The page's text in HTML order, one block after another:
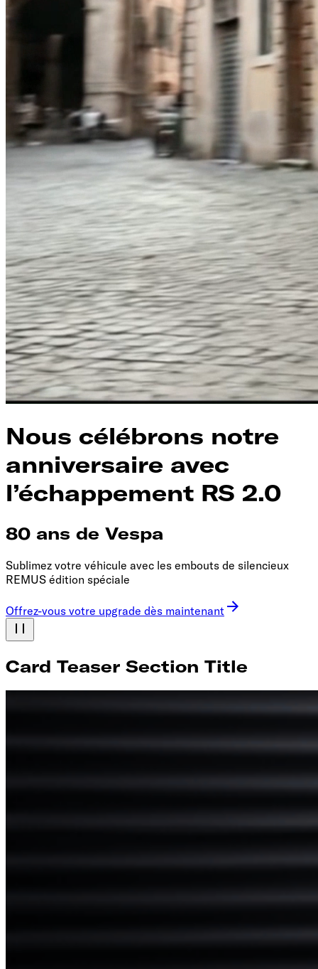
Nous célébrons notre
anniversaire avec
l’échappement RS 2.0
80 ans de Vespa
Sublimez votre véhicule avec les embouts de silencieux
REMUS édition spéciale
Offrez-vous votre upgrade dès maintenant
Card Teaser Section Title